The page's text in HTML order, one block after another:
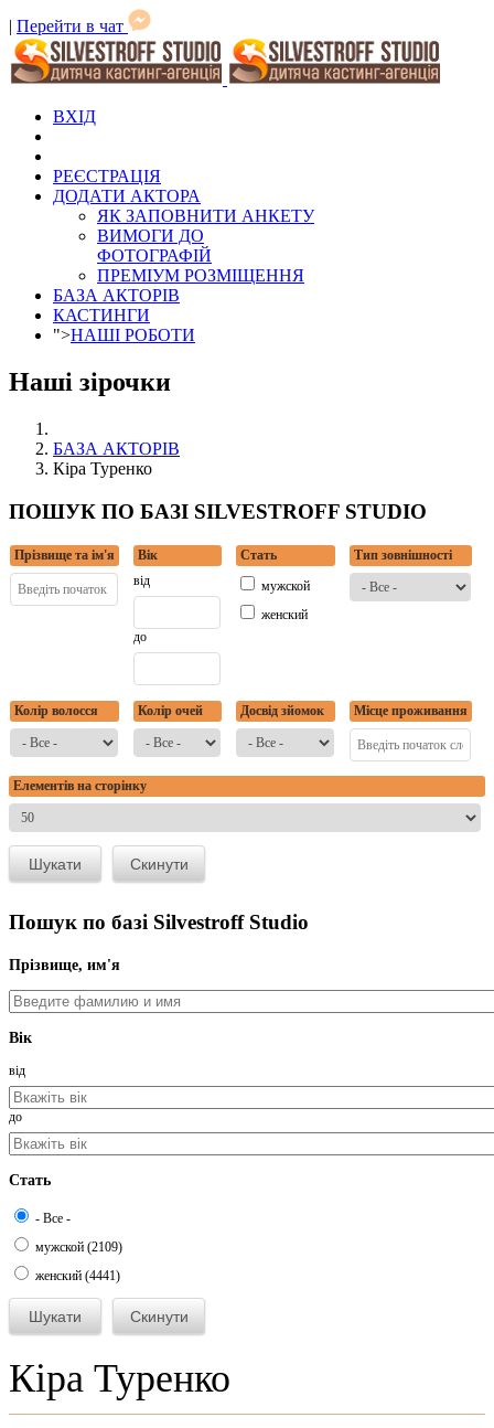
| Перейти в чат
ВХІД
РЕЄСТРАЦІЯ
ДОДАТИ АКТОРА
ЯК ЗАПОВНИТИ АНКЕТУ
ВИМОГИ ДО
ФОТОГРАФІЙ
ПРЕМІУМ РОЗМІЩЕННЯ
БАЗА АКТОРІВ
КАСТИНГИ
">НАШІ РОБОТИ
Наші зірочки
БАЗА АКТОРІВ
Кіра Туренко
ПОШУК ПО БАЗІ SILVESTROFF STUDIO
Прізвище та ім'я
Вік
від
до
Стать
мужской
женский
Тип зовнішності
Колір волосся Колір очей Досвід зйомок Місце проживання
Елементів на сторінку
Пошук по базі Silvestroff Studio
Прізвище, им'я
Вік
від
до
Стать
- Все -
мужской (2109)
женский (4441)
Кіра Туренко